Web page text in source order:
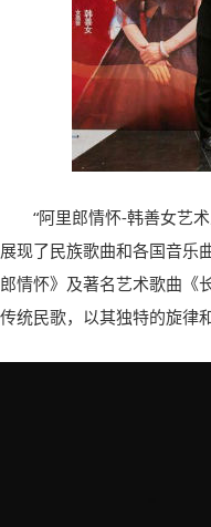
“阿里郎情怀-韩善女艺
展现了民族歌曲和各国音乐
郎情怀》及著名艺术歌曲《
传统民歌，以其独特的旋律